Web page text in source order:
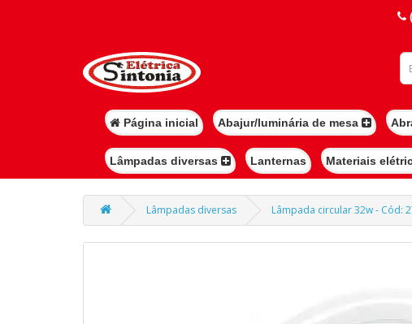
Página inicial Abajur/luminária de mesa
Lâmpadas diversas Lanternas Materiais
Lâmpadas diversas Lâmpada circular 32w - Cód: